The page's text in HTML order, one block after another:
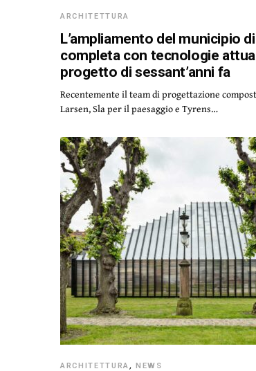
ARCHITETTURA
L’ampliamento del municipio
completa con tecnologie
progetto di sessant’anni fa
Recentemente il team di progettazione
Larsen, Sla per il paesaggio e Tyrens…
ARCHITETTURA,NEWS